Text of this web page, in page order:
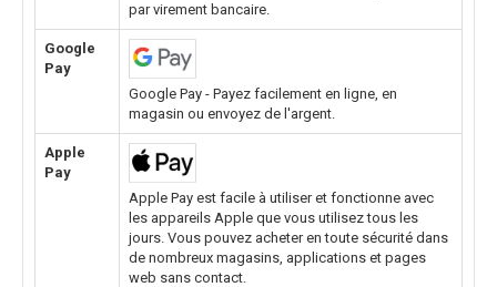
par virement bancaire.
Google
Pay
Google Pay - Payez facilement en ligne, en
magasin ou envoyez de l'argent.
Apple
Pay
Apple Pay est facile à utiliser et fonctionne avec
les appareils Apple que vous utilisez tous les
jours. Vous pouvez acheter en toute sécurité dans
de nombreux magasins, applications et pages
web sans contact.